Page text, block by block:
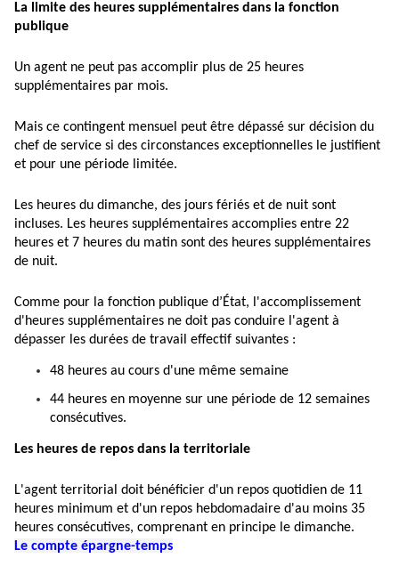
La limite des heures supplémentaires dans la fonction
publique
Un agent ne peut pas accomplir plus de 25 heures
supplémentaires par mois.
Mais ce contingent mensuel peut être dépassé sur décision du
chef de service si des circonstances exceptionnelles le justifient
et pour une période limitée.
Les heures du dimanche, des jours fériés et de nuit sont
incluses. Les heures supplémentaires accomplies entre 22
heures et 7 heures du matin sont des heures supplémentaires
de nuit.
Comme pour la fonction publique d’État, l'accomplissement
d'heures supplémentaires ne doit pas conduire l'agent à
dépasser les durées de travail effectif suivantes :
48 heures au cours d'une même semaine
44 heures en moyenne sur une période de 12 semaines
consécutives.
Les heures de repos dans la territoriale
L'agent territorial doit bénéficier d'un repos quotidien de 11
heures minimum et d'un repos hebdomadaire d'au moins 35
heures consécutives, comprenant en principe le dimanche.
Le compte épargne-temps